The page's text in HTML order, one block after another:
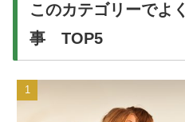
このカテゴリーでよ
事 TOP5